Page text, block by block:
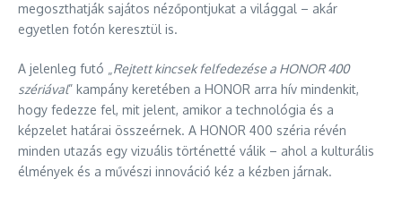
megoszthatják sajátos nézőpontjukat a világgal – akár
egyetlen fotón keresztül is.
A jelenleg futó „ Rejtett kincsek felfedezése a HONOR 400
szériával” kampány keretében a HONOR arra hív mindenkit,
hogy fedezze fel, mit jelent, amikor a technológia és a
képzelet határai összeérnek. A HONOR 400 széria révén
minden utazás egy vizuális történetté válik – ahol a kulturális
élmények és a művészi innováció kéz a kézben járnak.